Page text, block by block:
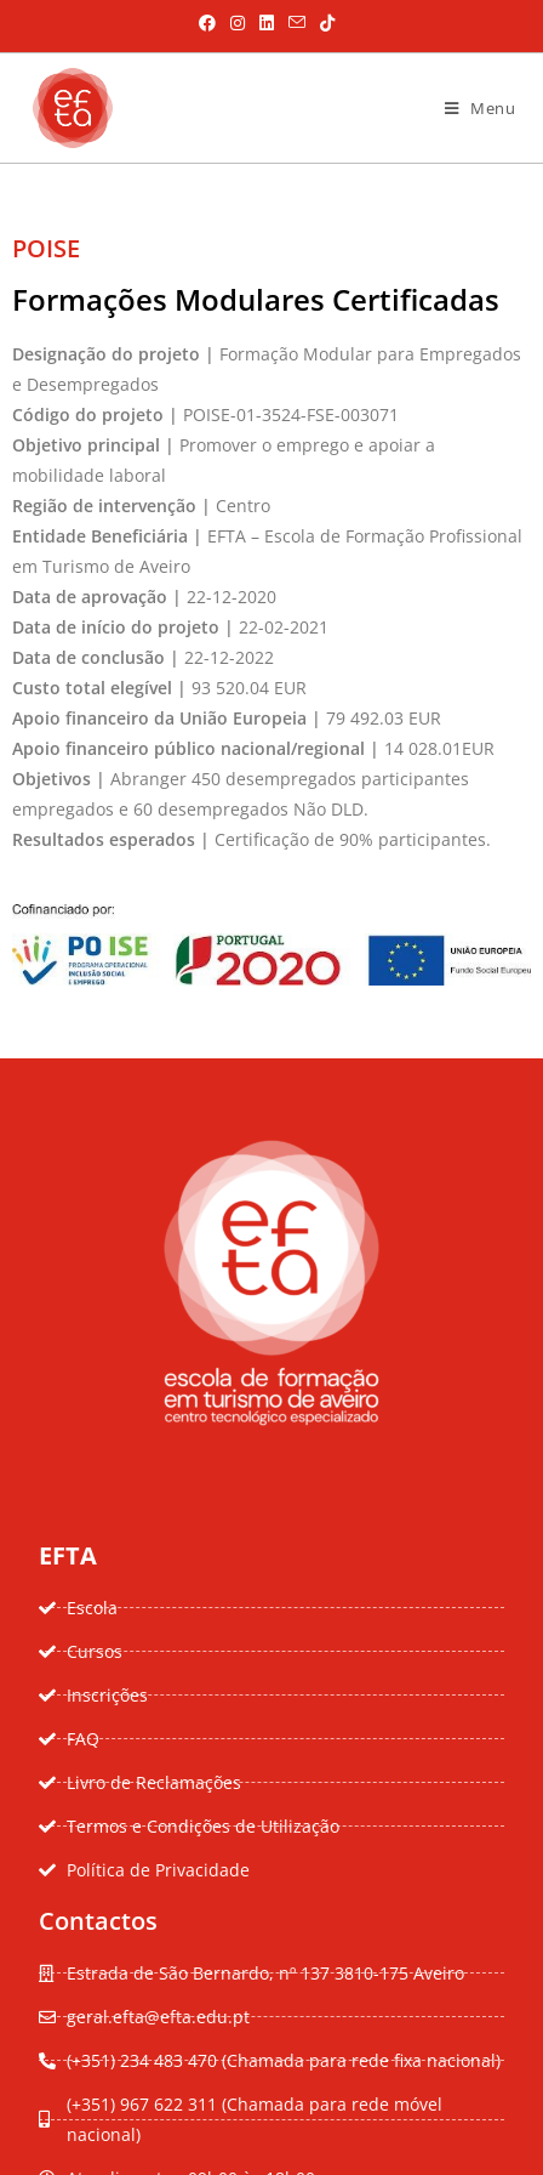
Menu
POISE
Formações Modulares Certificadas
Designação do projeto | Formação Modular para Empregados
e Desempregados
Código do projeto | POISE-01-3524-FSE-003071
Objetivo principal | Promover o emprego e apoiar a
mobilidade laboral
Região de intervenção | Centro
Entidade Beneficiária | EFTA – Escola de Formação Profissional
em Turismo de Aveiro
Data de aprovação | 22-12-2020
Data de início do projeto | 22-02-2021
Data de conclusão | 22-12-2022
Custo total elegível | 93 520.04 EUR
Apoio financeiro da União Europeia | 79 492.03 EUR
Apoio financeiro público nacional/regional | 14 028.01EUR
Objetivos | Abranger 450 desempregados participantes
empregados e 60 desempregados Não DLD.
Resultados esperados | Certificação de 90% participantes.
EFTA
Escola
Cursos
Inscrições
FAQ
Livro de Reclamações
Termos e Condições de Utilização
Política de Privacidade
Contactos
Estrada de São Bernardo, nº 137 3810-175 Aveiro
geral.efta@efta.edu.pt
(+351) 234 483 470 (Chamada para rede fixa nacional)
(+351) 967 622 311 (Chamada para rede móvel
nacional)